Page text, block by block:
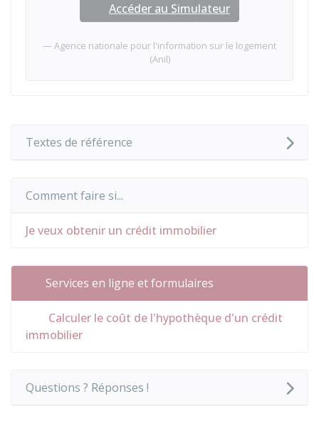
Accéder au Simulateur
Agence nationale pour l'information sur le logement
(Anil)
Textes de référence
Comment faire si...
Je veux obtenir un crédit immobilier
Services en ligne et formulaires
Calculer le coût de l'hypothèque d'un crédit
immobilier
Questions ? Réponses !